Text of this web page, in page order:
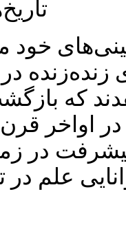
خود
زنده‌زنده
که
در اواخر
در
علم در